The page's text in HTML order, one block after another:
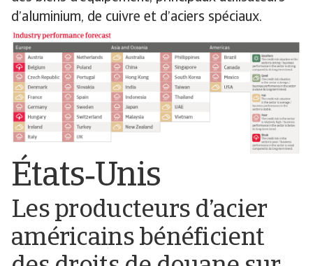
d’aluminium, de cuivre et d’aciers spéciaux.
États‑Unis
Les producteurs d’acier
américains bénéficient